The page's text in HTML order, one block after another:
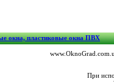
окна, пластиковые окна ПВХ
При